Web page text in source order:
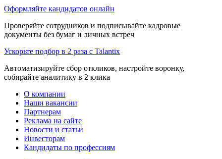
Оформляйте кандидатов онлайн
Проверяйте сотрудников и подписывайте кадровые
документы без бумаг и личных встреч
Ускорьте подбор в 2 раза с Talantix
Автоматизируйте сбор откликов, настройте воронку,
собирайте аналитику в 2 клика
О компании
Наши вакансии
Партнерам
Реклама на сайте
Новости и статьи
Инвесторам
Кандидаты по профессиям